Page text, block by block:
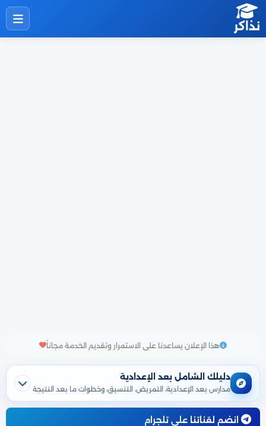
نذاكر
هذا الإعلان يساعدنا على الاستمرار وتقديم الخدمة مجاناً
دليلك الشامل بعد الإعدادية
مدارس بعد الإعدادية، التمريض، التنسيق، وخطوات ما بعد النتيجة
انضم لقناتنا على تلجرام